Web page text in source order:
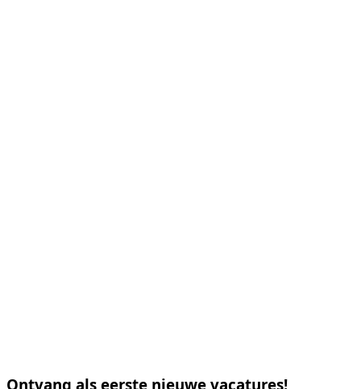
Ontvang als eerste nieuwe vacatures!